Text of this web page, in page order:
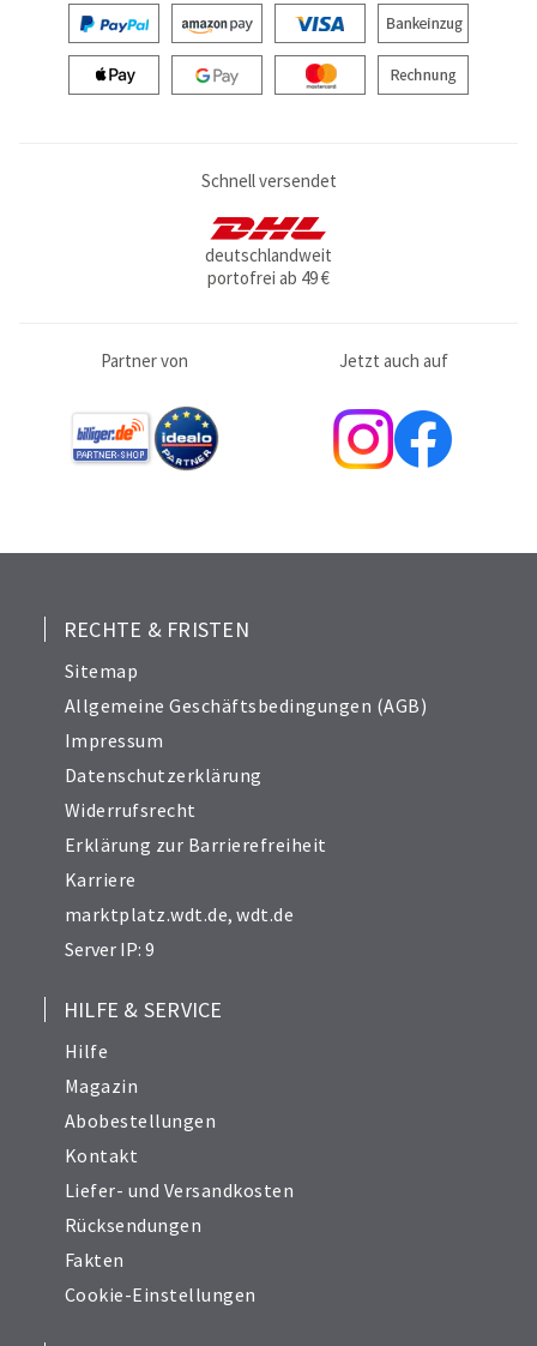
Schnell versendet
deutschlandweit
portofrei ab 49 €
Partner von Jetzt auch auf
RECHTE & FRISTEN
Sitemap
Allgemeine Geschäftsbedingungen (AGB)
Impressum
Datenschutzerklärung
Widerrufsrecht
Erklärung zur Barrierefreiheit
Karriere
marktplatz.wdt.de,wdt.de
Server IP: 9
HILFE & SERVICE
Hilfe
Magazin
Abobestellungen
Kontakt
Liefer- und Versandkosten
Rücksendungen
Fakten
Cookie-Einstellungen